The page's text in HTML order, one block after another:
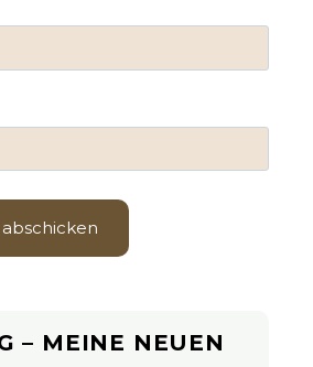
– MEINE NEUEN